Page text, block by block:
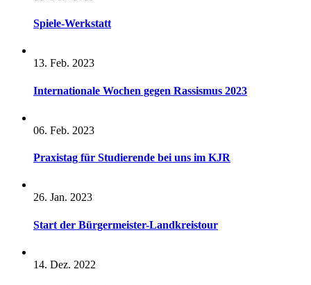
Spiele-Werkstatt
13. Feb. 2023
Internationale Wochen gegen Rassismus 2023
06. Feb. 2023
Praxistag für Studierende bei uns im KJR
26. Jan. 2023
Start der Bürgermeister-Landkreistour
14. Dez. 2022